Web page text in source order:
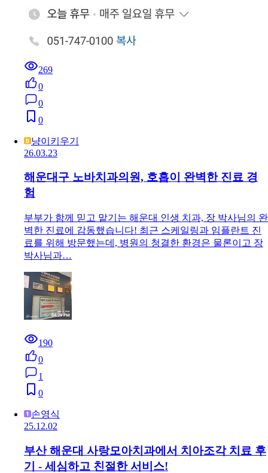
269
0
0
0
냥이키우기
26.03.23
해운대구 노바치과의원, 호흡이 완벽한 진료 경
험
부부가 함께 믿고 맡기는 해운대 인생 치과, 장 박사님의 완
벽한 진료에 감동했습니다! 최근 스케일링과 임플란트 진
료를 위해 방문했는데, 병원의 청결한 환경은 물론이고 장
박사님과…
190
0
1
0
손영식
25.12.02
부산 해운대 사랑모아치과에서 치아조각 치료 후
기 - 세심하고 친절한 서비스!